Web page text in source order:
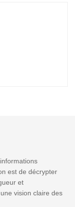
est de décrypter
et
vision claire des